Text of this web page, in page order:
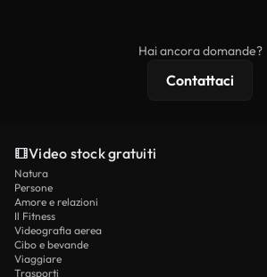
Hai ancora domande?
Contattaci
Video stock gratuiti
Natura
Persone
Amore e relazioni
Il Fitness
Videografia aerea
Cibo e bevande
Viaggiare
Trasporti